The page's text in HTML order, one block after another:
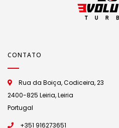
CONTATO
Rua da Boiça, Codiceira, 23
2400-825 Leiria, Leiria
Portugal
+351 916273651